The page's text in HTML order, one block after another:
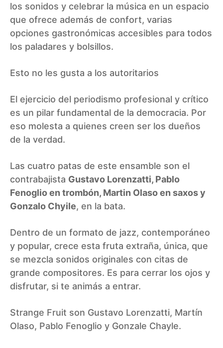
los sonidos y celebrar la música en un espacio
que ofrece además de confort, varias
opciones gastronómicas accesibles para todos
los paladares y bolsillos.
Esto no les gusta a los autoritarios
El ejercicio del periodismo profesional y crítico
es un pilar fundamental de la democracia. Por
eso molesta a quienes creen ser los dueños
de la verdad.
Las cuatro patas de este ensamble son el
contrabajista Gustavo Lorenzatti, Pablo
Fenoglio en trombón, Martin Olaso en saxos y
Gonzalo Chyile, en la bata.
Dentro de un formato de jazz, contemporáneo
y popular, crece esta fruta extraña, única, que
se mezcla sonidos originales con citas de
grande compositores. Es para cerrar los ojos y
disfrutar, si te animás a entrar.
Strange Fruit son Gustavo Lorenzatti, Martín
Olaso, Pablo Fenoglio y Gonzale Chayle.